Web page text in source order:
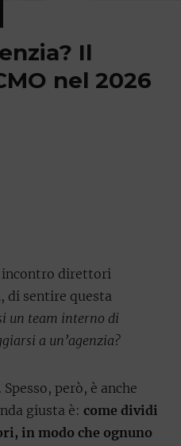
Il
nel 2026
incontro direttori
sentire questa
un team interno di
a un’agenzia?
però, è anche
giusta è: come dividi
in modo che ognuno